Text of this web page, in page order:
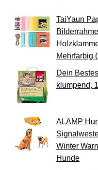
TaiYaun
Mehrfarbig
Dein
klumpend, 1
ALAMP
Winter
Hunde